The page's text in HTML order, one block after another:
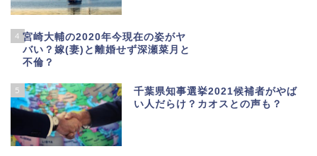
4 宮崎大輔の2020年今現在の姿がヤ
バい？嫁(妻)と離婚せず深瀬菜月と
不倫？
5
千葉県知事選挙2021候補者がやば
い人だらけ？カオスとの声も？